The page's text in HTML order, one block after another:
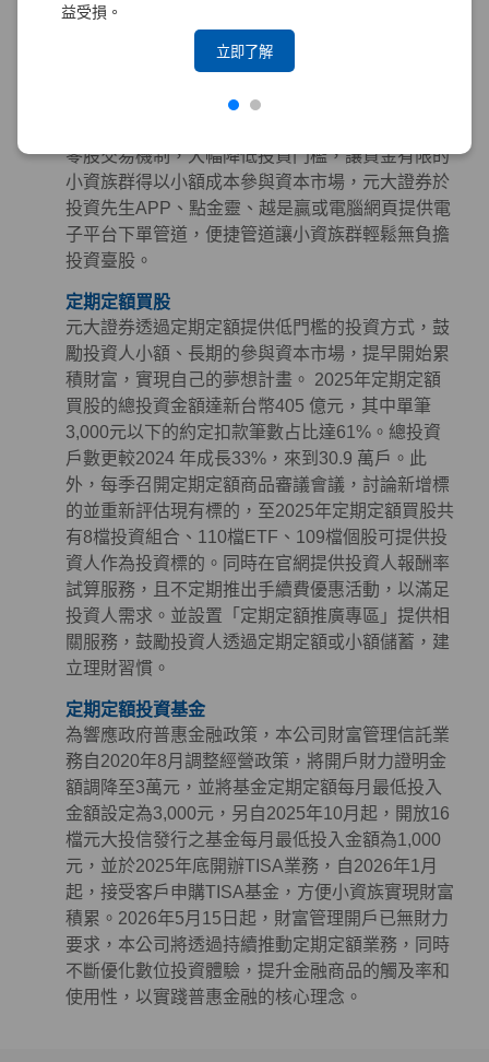
益受損。
立即了解
打造一站式行動投資平台，同時兼顧普惠金融與永
續價值，透過小額、數位、自動化服務降低門檻並
零股交易機制，大幅降低投資門檻，讓資金有限的
小資族群得以小額成本參與資本市場，元大證券於
投資先生APP、點金靈、越是贏或電腦網頁提供電
子平台下單管道，便捷管道讓小資族群輕鬆無負擔
投資臺股。
定期定額買股
元大證券透過定期定額提供低門檻的投資方式，鼓
勵投資人小額、長期的參與資本市場，提早開始累
積財富，實現自己的夢想計畫。 2025年定期定額
買股的總投資金額達新台幣405 億元，其中單筆
3,000元以下的約定扣款筆數占比達61%。總投資
戶數更較2024 年成長33%，來到30.9 萬戶。此
外，每季召開定期定額商品審議會議，討論新增標
的並重新評估現有標的，至2025年定期定額買股共
有8檔投資組合、110檔ETF、109檔個股可提供投
資人作為投資標的。同時在官網提供投資人報酬率
試算服務，且不定期推出手續費優惠活動，以滿足
投資人需求。並設置「定期定額推廣專區」提供相
關服務，鼓勵投資人透過定期定額或小額儲蓄，建
立理財習慣。
定期定額投資基金
為響應政府普惠金融政策，本公司財富管理信託業
務自2020年8月調整經營政策，將開戶財力證明金
額調降至3萬元，並將基金定期定額每月最低投入
金額設定為3,000元，另自2025年10月起，開放16
檔元大投信發行之基金每月最低投入金額為1,000
元，並於2025年底開辦TISA業務，自2026年1月
起，接受客戶申購TISA基金，方便小資族實現財富
積累。2026年5月15日起，財富管理開戶已無財力
要求，本公司將透過持續推動定期定額業務，同時
不斷優化數位投資體驗，提升金融商品的觸及率和
使用性，以實踐普惠金融的核心理念。